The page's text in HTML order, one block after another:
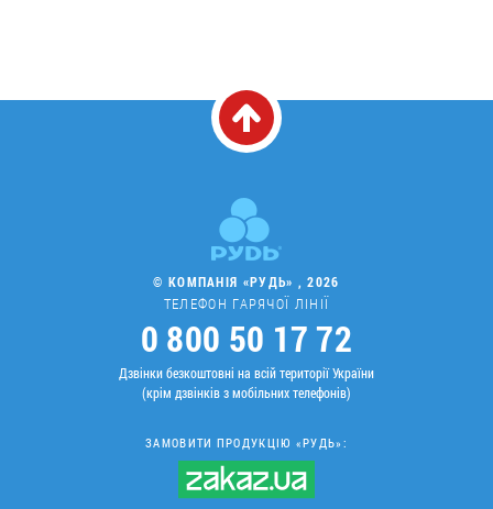
© КОМПАНІЯ «РУДЬ» , 2026
ТЕЛЕФОН ГАРЯЧОЇ ЛІНІЇ
0 800 50 17 72
Дзвінки безкоштовні на всій території України
(крім дзвінків з мобільних телефонів)
ЗАМОВИТИ ПРОДУКЦІЮ «РУДЬ»: